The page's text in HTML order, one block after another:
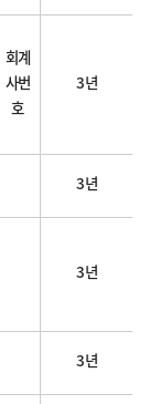
회계
사번
호
3년
3년
3년
3년